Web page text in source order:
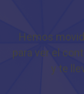
Hemos
para ver el
y te